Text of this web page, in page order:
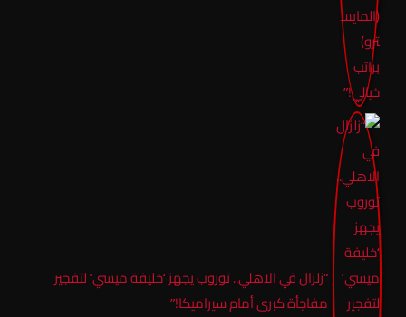
“زلزال في الاهلي.. توروب يجهز ‘خليفة ميسي’ لتفجير
مفاجأة كبرى أمام سيراميكا!”